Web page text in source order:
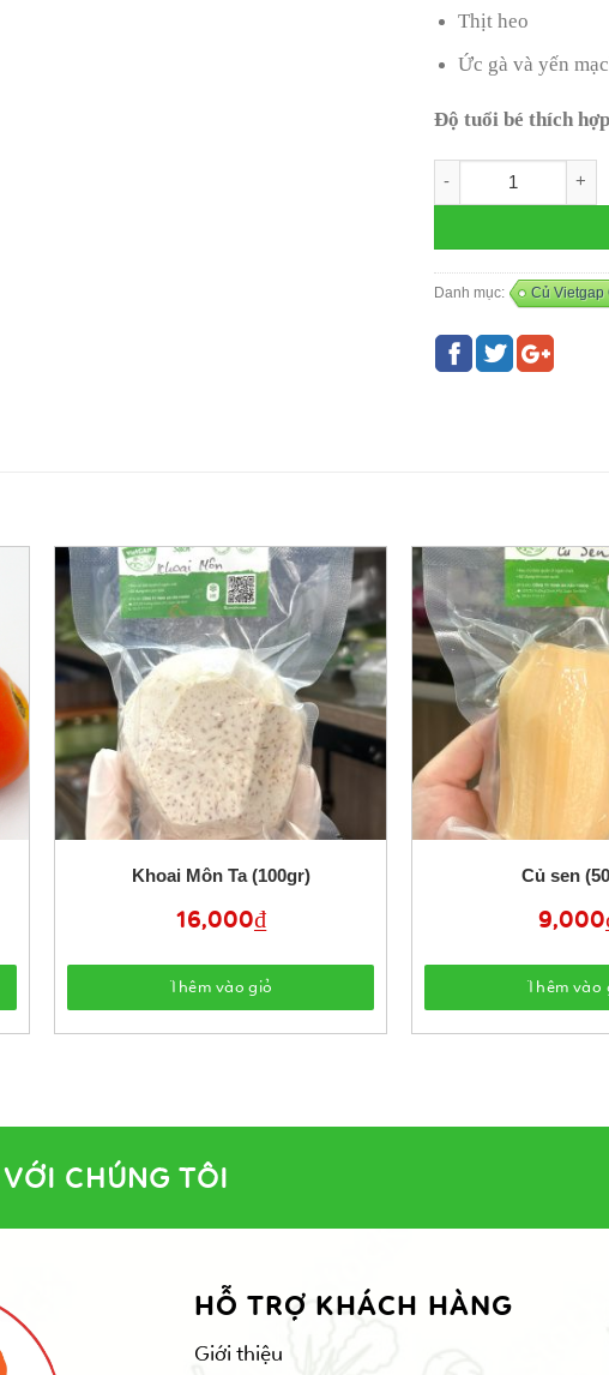
Thịt heo
Ức gà và yến
Độ tuổi bé thích
Danh mục: Củ Vietgap
Khoai Môn Ta (100gr)
16,000₫
Thêm vào giỏ
Củ sen
Thêm vào
CHÚNG TÔI
HỖ TRỢ KHÁCH HÀNG
Giới thiệu